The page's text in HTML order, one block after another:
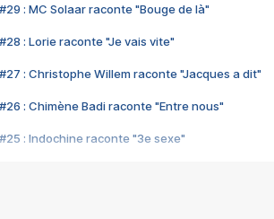
#29 : MC Solaar raconte "Bouge de là"
#28 : Lorie raconte "Je vais vite"
#27 : Christophe Willem raconte "Jacques a dit"
#26 : Chimène Badi raconte "Entre nous"
#25 : Indochine raconte "3e sexe"